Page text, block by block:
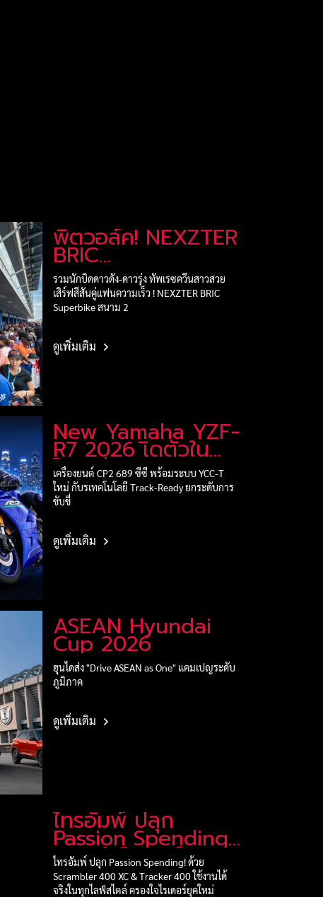
พิตวอล์ค! NEXZTER
BRIC
Superbike สนาม 2
รวมนักบิดดาวดัง-ดาวรุ่ง ทัพเรซควีนสาวสวย
เสิร์ฟสีสันคู่แฟนความเร็ว ! NEXZTER BRIC
Superbike สนาม 2
ดูเพิ่มเติม
New Yamaha YZF-
R7 2026 เิดตัวใน
ไทย ถ่ายทอด Race-
Bred DNA ซูปเอร์
สอร์ตขนาดกลาง
เครื่องยนต์ CP2 689 ซีซี พร้อมระบบ YCC-T
ใหม่ กับรเทคโนโลยี Track-Ready ยกระดับการ
ขับขี่
ดูเพิ่มเติม
ASEAN Hyundai
Cup 2026
ฮุนไดส่ง "Drive ASEAN as One" แคมเปญระดับ
ภูมิภาค
ดูเพิ่มเติม
ไทรอัมพ์ ปลุก
Passion Spending
ครองใจไรเดอร์ยุค
ใหม่
ไทรอัมพ์ ปลุก Passion Spending! ด้วย
Scrambler 400 XC & Tracker 400 ใช้งานได้
จริงในทุกไลฟ์สไตล์ ครองใจไรเดอร์ยุคใหม่